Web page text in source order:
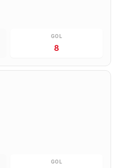
GOL
8
GOL